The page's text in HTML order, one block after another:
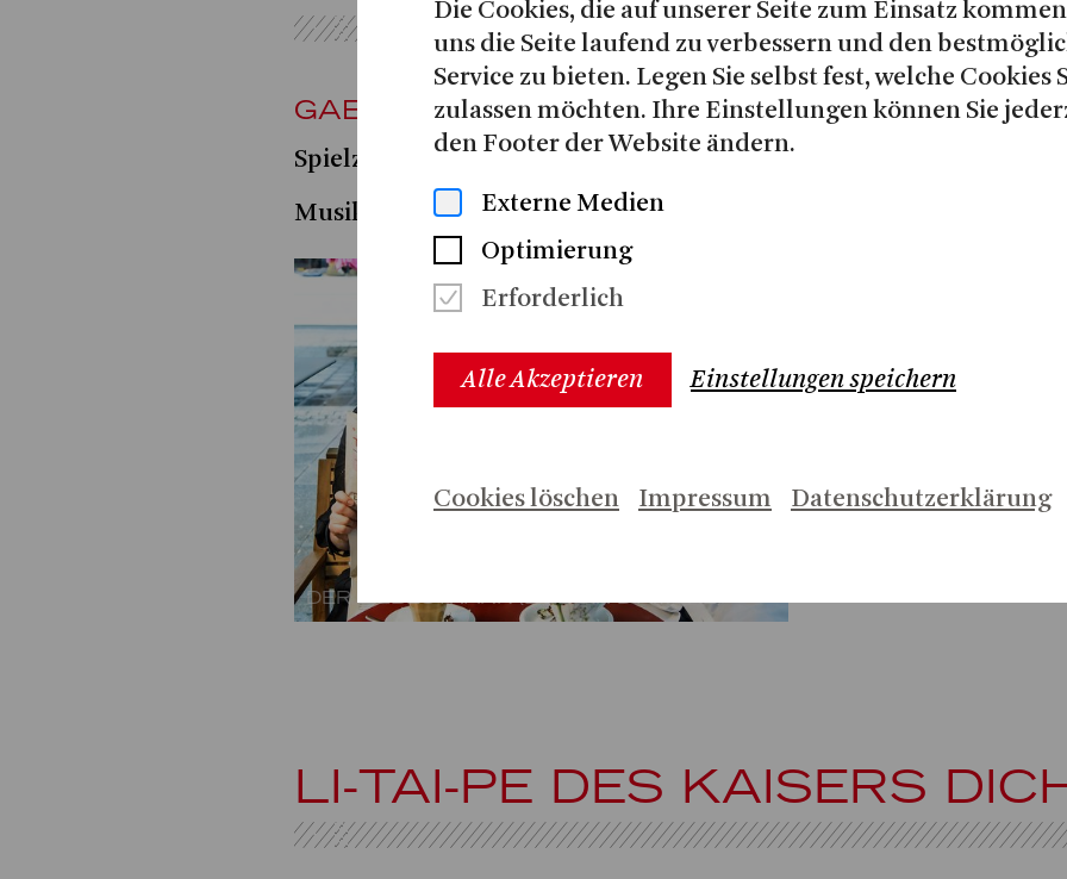
GAETANO DONIZETTI
Spielzeit 2024|25
Musikalische Leitung:Hermes Helfricht
DER LIEBESTRANK (L'ELISIR D'AMORE)
Trailer
LI-TAI-PE DES KAISERS
Die Cookies, die auf unserer Seite zum Einsatz
uns die Seite laufend zu verbessern und den
Service zu bieten. Legen Sie selbst fest, welche Cookies
zulassen möchten. Ihre Einstellungen können Sie
den Footer der Website ändern.
Externe Medien
Optimierung
Erforderlich
Alle Akzeptieren Einstellungen speichern
Cookies löschen Impressum Datenschutzerklärung